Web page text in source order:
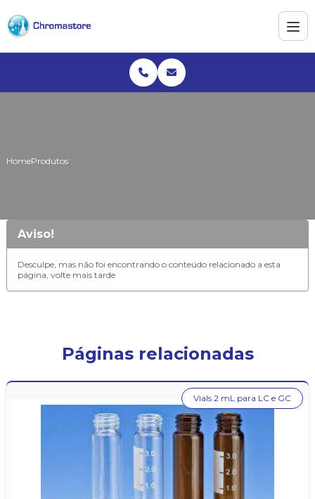
HomeProdutos
Aviso!
Desculpe, mas não foi encontrando o conteúdo relacionado a esta
página, volte mais tarde
Páginas relacionadas
Vials 2 mL para LC e GC